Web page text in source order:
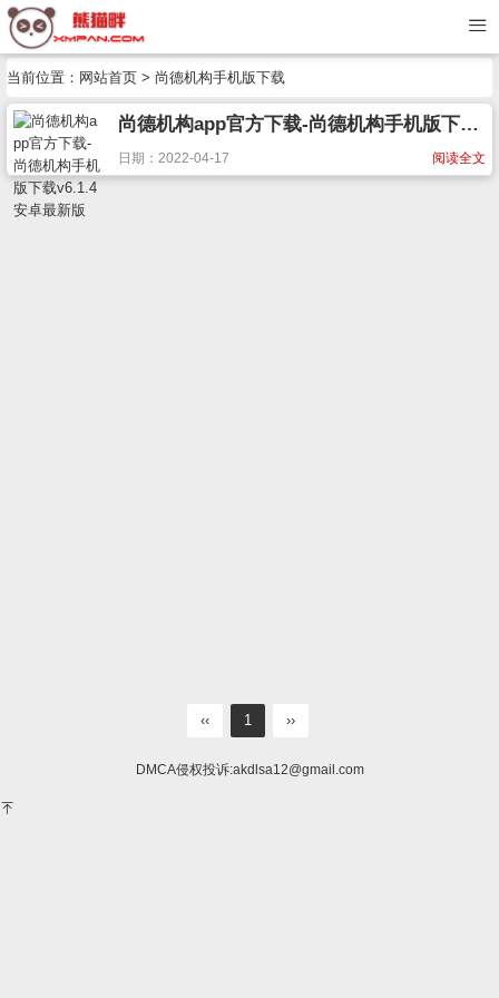
当前位置： 网站首页 > 尚德机构手机版下载
尚德机构app官方下载-尚德机构手机版下载v6.1.4 安卓最新版
阅读全文
日期：2022-04-17
‹‹ 1 ››
DMCA侵权投诉:akdlsa12@gmail.com